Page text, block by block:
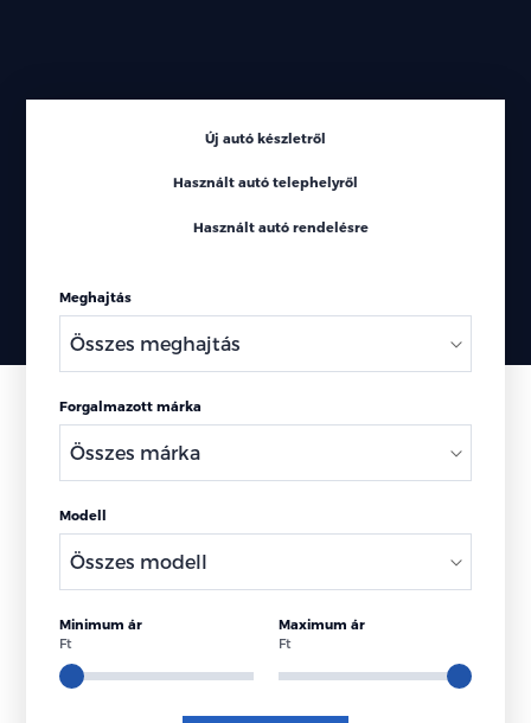
Új autó készletről
Használt autó telephelyről
Használt autó rendelésre
Meghajtás
Forgalmazott márka
Modell
Minimum ár
Ft
Maximum ár
Ft